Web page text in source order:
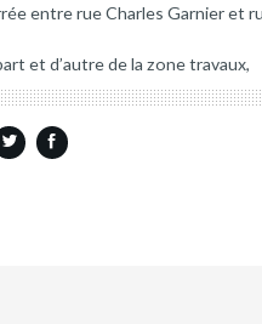
entre rue Charles Garnier et
et d’autre de la zone travaux,